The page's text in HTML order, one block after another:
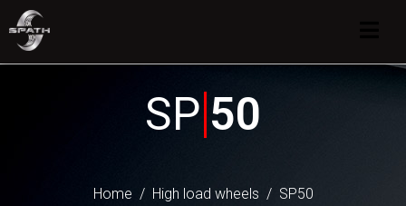
SP 50
Home High load wheels SP50